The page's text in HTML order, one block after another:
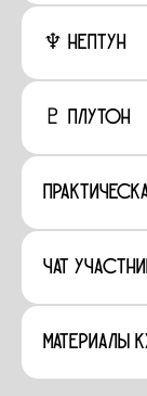
♆ Нептун
♇ Плутон
Чат
Материалы